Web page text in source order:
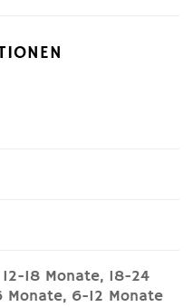
18 Monate, 18-24
Monate, 6-12 Monate